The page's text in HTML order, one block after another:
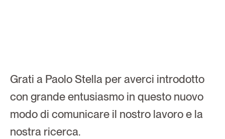
Grati a Paolo Stella per averci introdotto
con grande entusiasmo in questo nuovo
modo di comunicare il nostro lavoro e la
nostra ricerca.